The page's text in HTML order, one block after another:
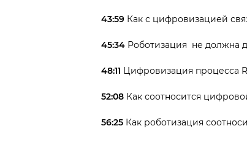
43:59Как с цифровизацией
45:34 Роботизация не должна
48:11 Цифровизация процесса
52:08Как соотносится
56:25Как роботизация